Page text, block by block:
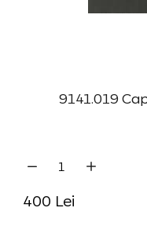
9141.019
400 Lei